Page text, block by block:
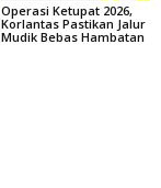
Operasi Ketupat 2026,
Korlantas Pastikan Jalur
Mudik Bebas Hambatan